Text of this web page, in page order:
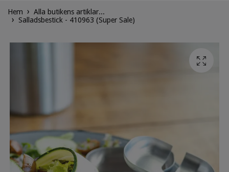
Hem
Alla butikens artiklar...
Salladsbestick - 410963 (Super Sale)